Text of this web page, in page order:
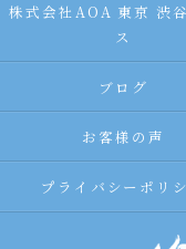
株式会社AOA 東京 渋
ス
ブログ
お客様の声
プライバシーポリ